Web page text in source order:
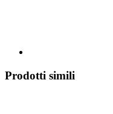
Prodotti simili